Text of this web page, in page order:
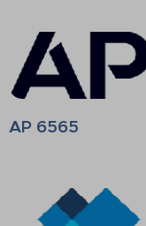
AP 6565